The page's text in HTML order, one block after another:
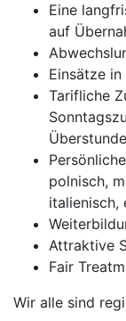
Eine
auf
Einsätze
Tarifliche
polnisch,
italienisch,
Attraktive
Fair
Wir alle sind